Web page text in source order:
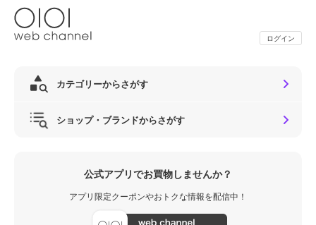
ログイン
カテゴリーからさがす
ショップ・ブランドからさがす
公式アプリでお買物しませんか？
アプリ限定クーポンやおトクな情報を配信中！